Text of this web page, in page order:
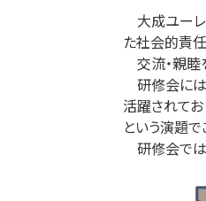
大成ユーレ
た社会的責
交流・親睦
研修会には
活躍されてお
という演題で
研修会では